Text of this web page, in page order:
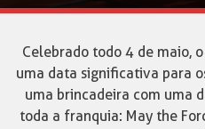
Celebrado todo 4 de maio,
uma data significativa para
uma brincadeira com uma
toda a franquia: May the